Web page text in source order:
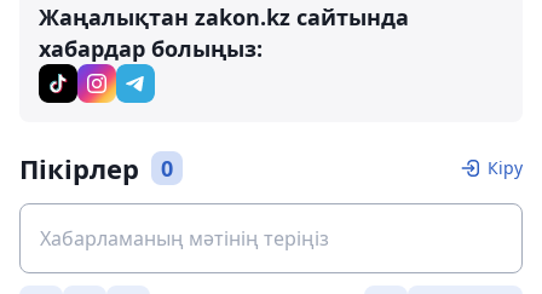
Жаңалықтан zakon.kz сайтында
хабардар болыңыз:
Пікірлер 0 Кіру